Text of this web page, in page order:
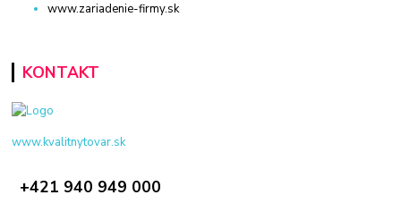
www.zariadenie-firmy.sk
KONTAKT
www.kvalitnytovar.sk
+421 940 949 000